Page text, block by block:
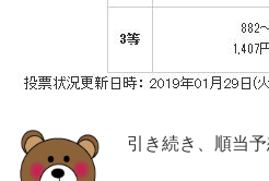
引き続き、順当